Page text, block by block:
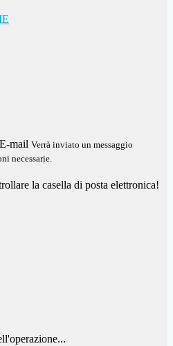
E-mail Verrà inviato un messaggio
necessarie.
la casella di posta elettronica!